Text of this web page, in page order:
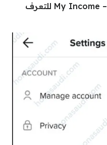
النقر على أيقونة عائداتي – My Income للتعرف